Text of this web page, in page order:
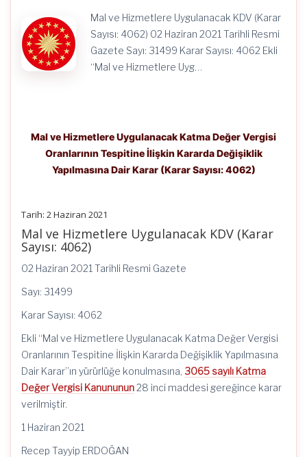
Karar
Sayısı:
4062)
için
Mal ve Hizmetlere Uygulanacak KDV (Karar
Sayısı: 4062) 02 Haziran 2021 Tarihli Resmi
Gazete Sayı: 31499 Karar Sayısı: 4062 Ekli
“Mal ve Hizmetlere Uyg…
Mal ve Hizmetlere Uygulanacak Katma Değer Vergisi
Oranlarının Tespitine İlişkin Kararda Değişiklik
Yapılmasına Dair Karar (Karar Sayısı: 4062)
Tarih: 2 Haziran 2021
Mal ve Hizmetlere Uygulanacak KDV (Karar
Sayısı: 4062)
02 Haziran 2021 Tarihli Resmi Gazete
Sayı: 31499
Karar Sayısı: 4062
Ekli “Mal ve Hizmetlere Uygulanacak Katma Değer Vergisi
Oranlarının Tespitine İlişkin Kararda Değişiklik Yapılmasına
Dair Karar”ın yürürlüğe konulmasına, 3065 sayılı Katma
Değer Vergisi Kanununun28 inci maddesi gereğince karar
verilmiştir.
1 Haziran 2021
Recep Tayyip ERDOĞAN